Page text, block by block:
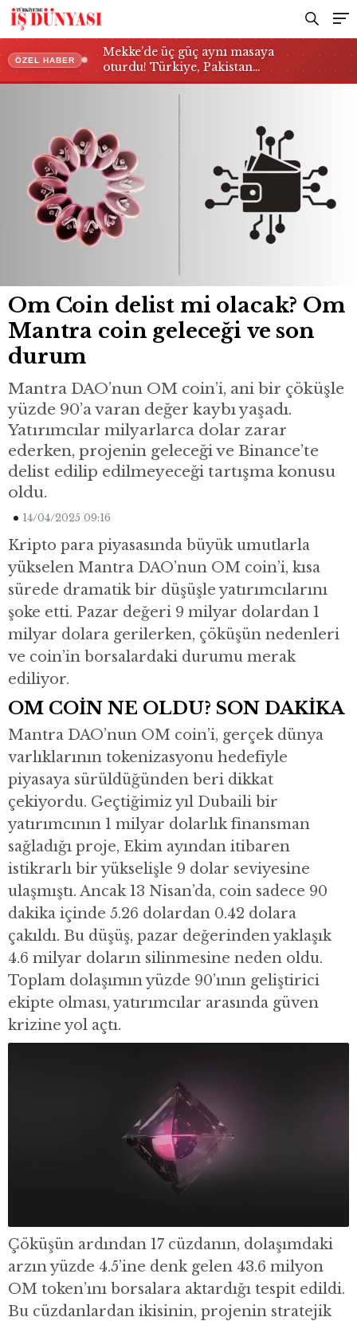
ÖZEL HABER
Mekke’de üç güç aynı masaya
oturdu! Türkiye, Pakistan…
Om Coin delist mi olacak? Om
Mantra coin geleceği ve son
durum
Mantra DAO’nun OM coin’i, ani bir çöküşle
yüzde 90’a varan değer kaybı yaşadı.
Yatırımcılar milyarlarca dolar zarar
ederken, projenin geleceği ve Binance’te
delist edilip edilmeyeceği tartışma konusu
oldu.
14/04/2025 09:16
Kripto para piyasasında büyük umutlarla
yükselen Mantra DAO’nun OM coin’i, kısa
sürede dramatik bir düşüşle yatırımcılarını
şoke etti. Pazar değeri 9 milyar dolardan 1
milyar dolara gerilerken, çöküşün nedenleri
ve coin’in borsalardaki durumu merak
ediliyor.
OM COİN NE OLDU? SON DAKİKA
Mantra DAO’nun OM coin’i, gerçek dünya
varlıklarının tokenizasyonu hedefiyle
piyasaya sürüldüğünden beri dikkat
çekiyordu. Geçtiğimiz yıl Dubaili bir
yatırımcının 1 milyar dolarlık finansman
sağladığı proje, Ekim ayından itibaren
istikrarlı bir yükselişle 9 dolar seviyesine
ulaşmıştı. Ancak 13 Nisan’da, coin sadece 90
dakika içinde 5.26 dolardan 0.42 dolara
çakıldı. Bu düşüş, pazar değerinden yaklaşık
4.6 milyar doların silinmesine neden oldu.
Toplam dolaşımın yüzde 90’ının geliştirici
ekipte olması, yatırımcılar arasında güven
krizine yol açtı.
Çöküşün ardından 17 cüzdanın, dolaşımdaki
arzın yüzde 4.5’ine denk gelen 43.6 milyon
OM token’ını borsalara aktardığı tespit edildi.
Bu cüzdanlardan ikisinin, projenin stratejik